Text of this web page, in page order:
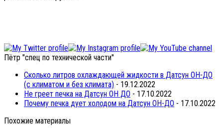
Пётр "спец по технической части"
Сколько литров охлаждающей жидкости в Датсун ОН-ДО
(с климатом и без климата) - 19.12.2022
Не греет печка на Датсун ОН ДО - 17.10.2022
Почему печка дует холодом на Датсун ОН-ДО - 17.10.2022
Похожие материалы